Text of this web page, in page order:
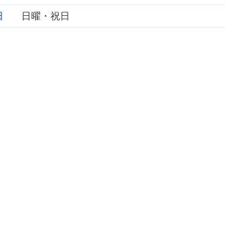
日曜・祝日